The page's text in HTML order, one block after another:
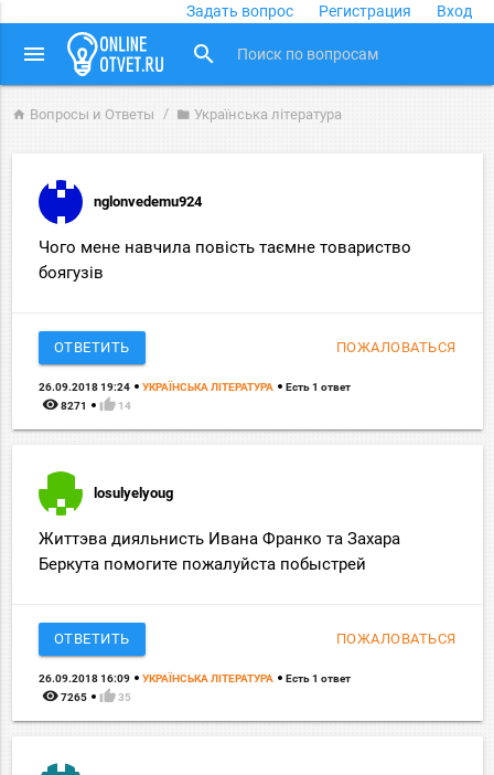
Задать вопрос Регистрация Вход
menu search
home Вопросы и Ответы folder Українська література
nglonvedemu924
Чого мене навчила повість таємне товариство
боягузів
ОТВЕТИТЬ ПОЖАЛОВАТЬСЯ
26.09.2018 19:24 УКРАЇНСЬКА ЛІТЕРАТУРА Есть 1 ответ
remove_red_eye 8271 thumb_up 14
losulyelyoug
Життэва дияльнисть Ивана Франко та Захара
Беркута помогите пожалуйста побыстрей
ОТВЕТИТЬ ПОЖАЛОВАТЬСЯ
26.09.2018 16:09 УКРАЇНСЬКА ЛІТЕРАТУРА Есть 1 ответ
remove_red_eye 7265 thumb_up 35